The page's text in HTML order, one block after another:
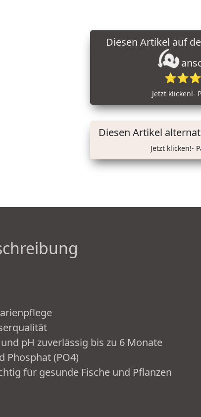
Jetzt klicken!-
Diesen Artikel
Jetzt klicken!-
pH zuverlässig bis zu 6 Monate
Phosphat (PO4)
für gesunde Fische und Pflanzen